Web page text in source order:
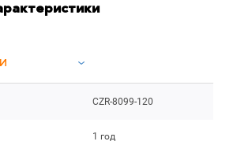
CZR-8099-120
1 год